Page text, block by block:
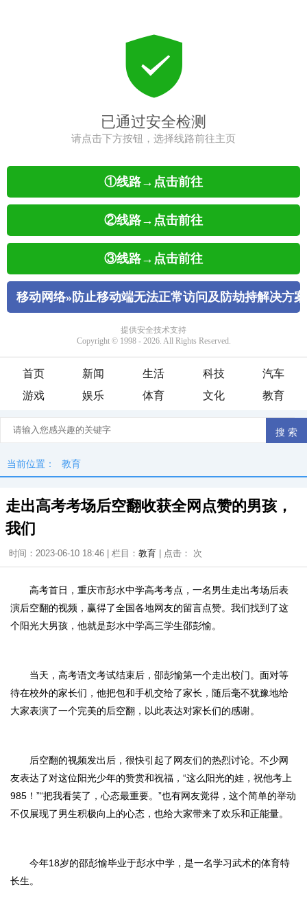
首页 新闻 生活 科技
汽车
游戏
娱乐 体育 文化 教育
当前位置： 教育
走出高考考场后空翻收获全网点赞的男孩，
我们
时间：2023-06-10 18:46 | 栏目： 教育 | 点击： 次
高考首日，重庆市彭水中学高考考点，一名男生走出考场后表
演后空翻的视频，赢得了全国各地网友的留言点赞。我们找到了这
个阳光大男孩，他就是彭水中学高三学生邵彭愉。
当天，高考语文考试结束后，邵彭愉第一个走出校门。面对等
待在校外的家长们，他把包和手机交给了家长，随后毫不犹豫地给
大家表演了一个完美的后空翻，以此表达对家长们的感谢。
后空翻的视频发出后，很快引起了网友们的热烈讨论。不少网
友表达了对这位阳光少年的赞赏和祝福，“这么阳光的娃，祝他考上
985！”“把我看笑了，心态最重要。”也有网友觉得，这个简单的举动
不仅展现了男生积极向上的心态，也给大家带来了欢乐和正能量。
今年18岁的邵彭愉毕业于彭水中学，是一名学习武术的体育特
长生。